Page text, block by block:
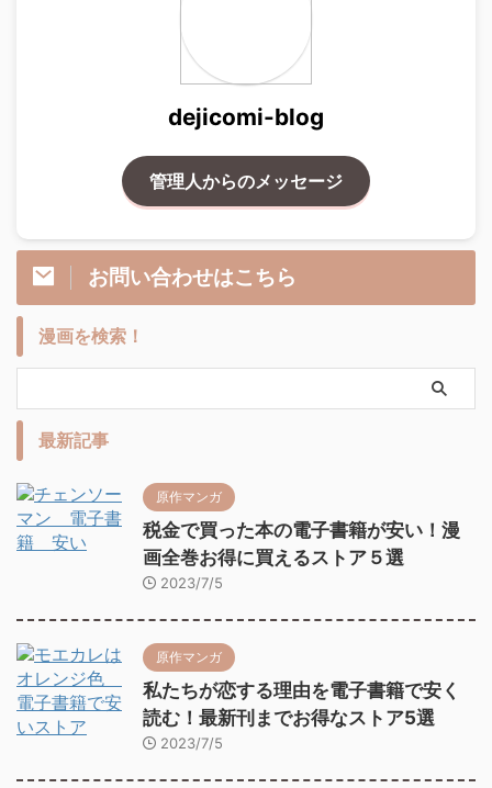
dejicomi-blog
管理人からのメッセージ
お問い合わせはこちら
漫画を検索！
最新記事
原作マンガ
税金で買った本の電子書籍が安い！漫
画全巻お得に買えるストア５選
2023/7/5
原作マンガ
私たちが恋する理由を電子書籍で安く
読む！最新刊までお得なストア5選
2023/7/5